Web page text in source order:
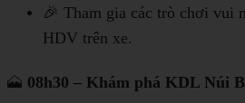
🎉 Tham gia các trò chơi vui
HDV trên xe.
🗻 08h30 – Khám phá KDL Núi